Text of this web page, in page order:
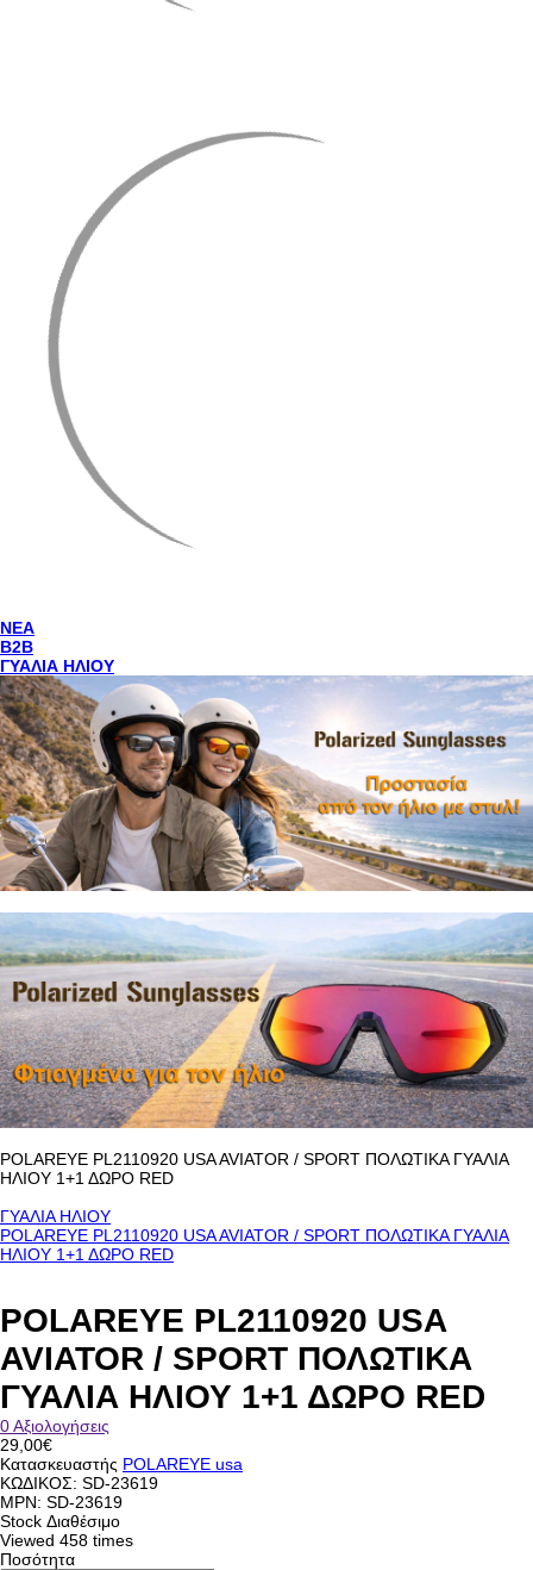
NEA
Β2Β
ΓΥΑΛΙΑ ΗΛΙΟΥ
POLAREYE PL2110920 USA AVIATOR / SPORT ΠΟΛΩΤΙΚΑ ΓΥΑΛΙΑ
ΗΛΙΟΥ 1+1 ΔΩΡΟ RED
ΓΥΑΛΙΑ ΗΛΙΟΥ
POLAREYE PL2110920 USA AVIATOR / SPORT ΠΟΛΩΤΙΚΑ ΓΥΑΛΙΑ
ΗΛΙΟΥ 1+1 ΔΩΡΟ RED
POLAREYE PL2110920 USA
AVIATOR / SPORT ΠΟΛΩΤΙΚΑ
ΓΥΑΛΙΑ ΗΛΙΟΥ 1+1 ΔΩΡΟ RED
0 Αξιολογήσεις
29,00€
Κατασκευαστής POLAREYE usa
ΚΩΔΙΚΟΣ: SD-23619
MPN: SD-23619
Stock Διαθέσιμο
Viewed 458 times
Ποσότητα